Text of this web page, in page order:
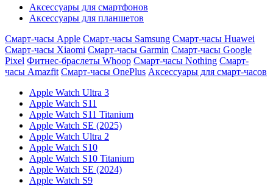
Аксессуары для смартфонов
Аксессуары для планшетов
Смарт-часы Apple Смарт-часы Samsung Смарт-часы Huawei
Смарт-часы Xiaomi Смарт-часы Garmin Смарт-часы Google
Pixel Фитнес-браслеты Whoop Смарт-часы Nothing Смарт-
часы Amazfit Смарт-часы OnePlus Аксессуары для смарт-часов
Apple Watch Ultra 3
Apple Watch S11
Apple Watch S11 Titanium
Apple Watch SE (2025)
Apple Watch Ultra 2
Apple Watch S10
Apple Watch S10 Titanium
Apple Watch SE (2024)
Apple Watch S9